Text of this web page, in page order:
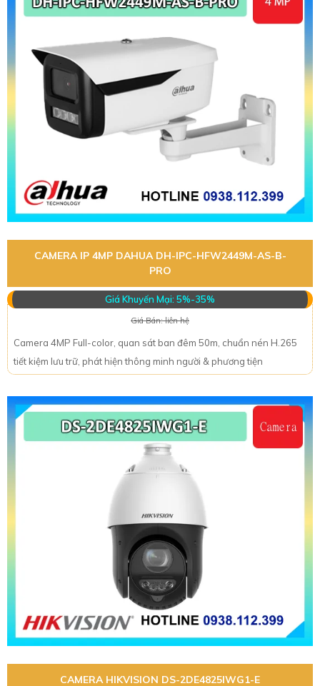
CAMERA IP 4MP DAHUA DH-IPC-HFW2449M-AS-B-
PRO
Giá Khuyến Mại: 5%-35%
Giá Bán: liên hệ
Camera 4MP Full-color, quan sát ban đêm 50m, chuẩn nén H.265
tiết kiệm lưu trữ, phát hiện thông minh người & phương tiện
CAMERA HIKVISION DS-2DE4825IWG1-E